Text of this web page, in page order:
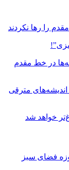
در خط مقدم
مترقی
خواهد شد
فضای سبز